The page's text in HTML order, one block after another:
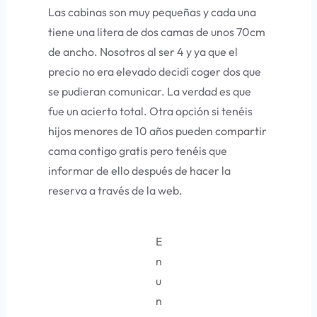
Las cabinas son muy pequeñas y cada una
tiene una litera de dos camas de unos 70cm
de ancho. Nosotros al ser 4 y ya que el
precio no era elevado decidí coger dos que
se pudieran comunicar. La verdad es que
fue un acierto total. Otra opción si tenéis
hijos menores de 10 años pueden compartir
cama contigo gratis pero tenéis que
informar de ello después de hacer la
reserva a través de la web.
E
n
u
n